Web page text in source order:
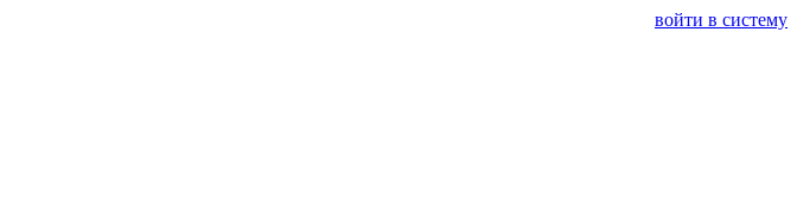
войти в систему